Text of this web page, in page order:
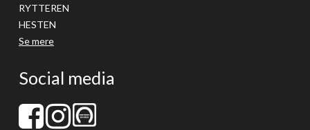
RYTTEREN
HESTEN
Se mere
Social media